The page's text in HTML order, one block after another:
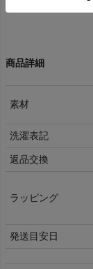
商品詳細
素材
洗濯表記
返品交換
ラッピング
発送目安日